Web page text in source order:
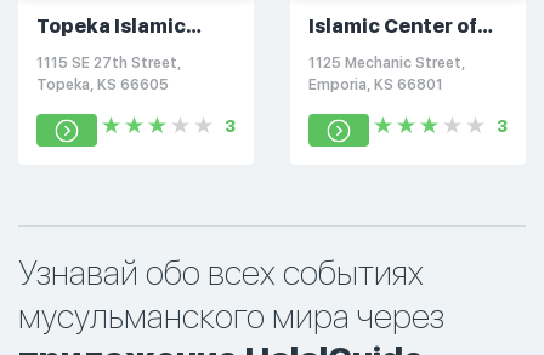
Topeka Islamic
Center
1115 SE 27th Street,
Topeka, KS 66605
3
Islamic Center of
Emporia
1125 Mechanic Street,
Emporia, KS 66801
3
Узнавай обо всех событиях
мусульманского мира через